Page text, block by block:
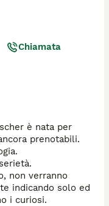
Chiamata
è nata per
prenotabili.
non verranno
indicando solo ed
i curiosi.